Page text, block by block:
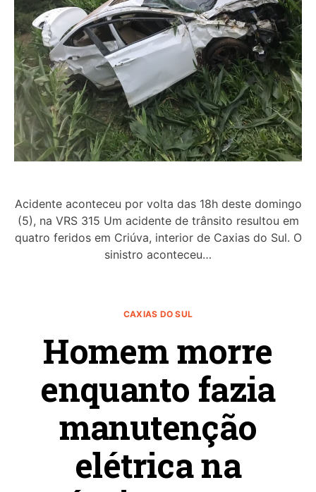
Acidente aconteceu por volta das 18h deste domingo
(5), na VRS 315 Um acidente de trânsito resultou em
quatro feridos em Criúva, interior de Caxias do Sul. O
sinistro aconteceu…
CAXIAS DO SUL
Homem morre
enquanto fazia
manutenção
elétrica na